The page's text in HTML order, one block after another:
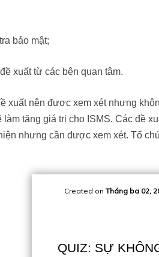
bảo mật;
xuất từ các bên quan tâm.
xuất nên được xem xét nhưng
làm tăng giá trị cho ISMS. Các đề
nhưng cần được xem xét. Tổ
Created on Tháng ba 02,
QUIZ: SỰ